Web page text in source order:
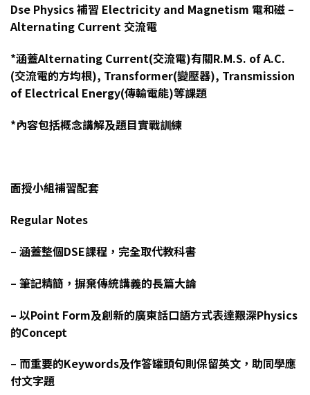
Dse Physics 補習 Electricity and Magnetism 電和磁 –
Alternating Current 交流電
*涵蓋Alternating Current(交流電)有關R.M.S. of A.C.
(交流電的方均根), Transformer(變壓器), Transmission
of Electrical Energy(傳輸電能)等課題
*內容包括概念講解及題目實戰訓練
面授小組補習配套
Regular Notes
– 涵蓋整個DSE課程，完全取代教科書
– 筆記精簡，摒棄傳統講義的長篇大論
– 以Point Form及創新的廣東話口語方式表達艱深Physics
的Concept
– 而重要的Keywords及作答罐頭句則保留英文，助同學應
付文字題